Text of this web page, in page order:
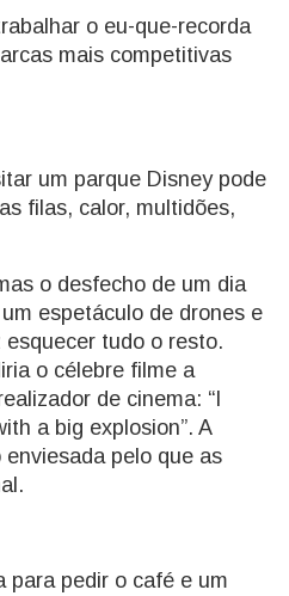
o eu-que-recorda
mais competitivas
um parque Disney pode
filas, calor, multidões,
o desfecho de um dia
espetáculo de drones e
tudo o resto.
o célebre filme a
de cinema: “I
a big explosion”. A
pelo que as
para pedir o café e um